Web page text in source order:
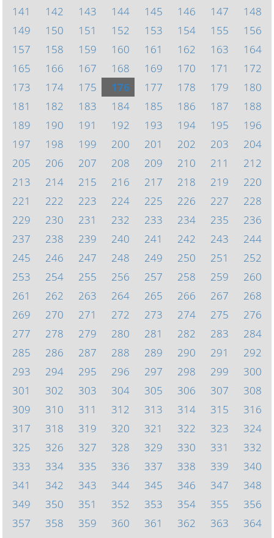
141
142 143 144 145 146 147
148
149
150 151 152 153 154 155
156
157
158 159 160 161 162 163
164
165
166 167 168 169 170 171
172
173
174 175 176 177 178 179
180
181
182 183 184 185 186 187
188
189
190 191 192 193 194 195
196
197
198 199 200 201 202 203
204
205
206 207 208 209 210 211
212
213
214 215 216 217 218 219
220
221
222 223 224 225 226 227
228
229
230 231 232 233 234 235
236
237
238 239 240 241 242 243
244
245
246 247 248 249 250 251
252
253
254 255 256 257 258 259
260
261
262 263 264 265 266 267
268
269
270 271 272 273 274 275
276
277
278 279 280 281 282 283
284
285
286 287 288 289 290 291
292
293
294 295 296 297 298 299
300
301
302 303 304 305 306 307
308
309
310 311 312 313 314 315
316
317
318 319 320 321 322 323
324
325
326 327 328 329 330 331
332
333
334 335 336 337 338 339
340
341
342 343 344 345 346 347
348
349
350 351 352 353 354 355
356
357
358 359 360 361 362 363
364